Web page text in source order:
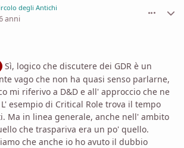
degli Antichi
anni
Sì, logico che discutere dei GDR è un
vago che non ha quasi senso parlarne,
mi riferivo a D&D e all' approccio che ne
esempio di Critical Role trova il tempo
Ma in linea generale, anche nell' ambito
che traspariva era un po' quello.
che anche io ho avuto il dubbio